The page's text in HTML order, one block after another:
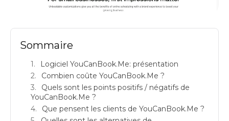
youcanbook me avis logiciels de prise de rendez vous en ligne prix
Sommaire
Logiciel YouCanBook.Me: présentation
Combien coûte YouCanBook.Me ?
Quels sont les points positifs / négatifs de
YouCanBook.Me ?
Que pensent les clients de YouCanBook.Me ?